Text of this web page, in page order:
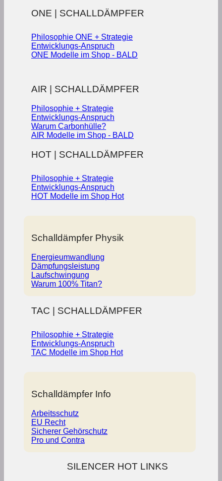
ONE | SCHALLDÄMPFER
Philosophie ONE + Strategie
Entwicklungs-Anspruch
ONE Modelle im Shop - BALD
AIR | SCHALLDÄMPFER
Philosophie + Strategie
Entwicklungs-Anspruch
Warum Carbonhülle?
AIR Modelle im Shop - BALD
HOT | SCHALLDÄMPFER
Philosophie + Strategie
Entwicklungs-Anspruch
HOT Modelle im Shop
Schalldämpfer Physik
Energieumwandlung
Dämpfungsleistung
Laufschwingung
Warum 100% Titan?
TAC | SCHALLDÄMPFER
Philosophie + Strategie
Entwicklungs-Anspruch
TAC Modelle im Shop
Schalldämpfer Info
Arbeitsschutz
EU Recht
Sicherer Gehörschutz
Pro und Contra
SILENCER HOT LINKS